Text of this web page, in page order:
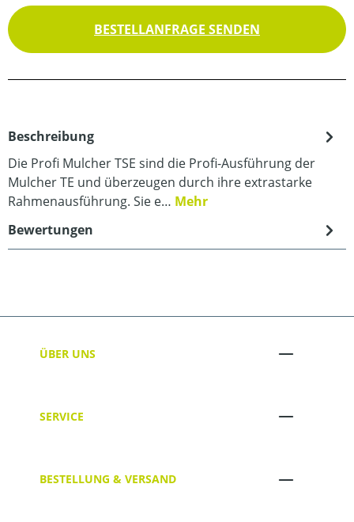
BESTELLANFRAGE SENDEN
Beschreibung
Die Profi Mulcher TSE sind die Profi-Ausführung der
Mulcher TE und überzeugen durch ihre extrastarke
Rahmenausführung. Sie e… Mehr
Bewertungen
ÜBER UNS
SERVICE
BESTELLUNG & VERSAND